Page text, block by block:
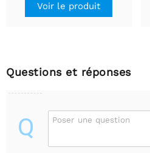
Voir le produit
Questions et réponses
Q Poser une question